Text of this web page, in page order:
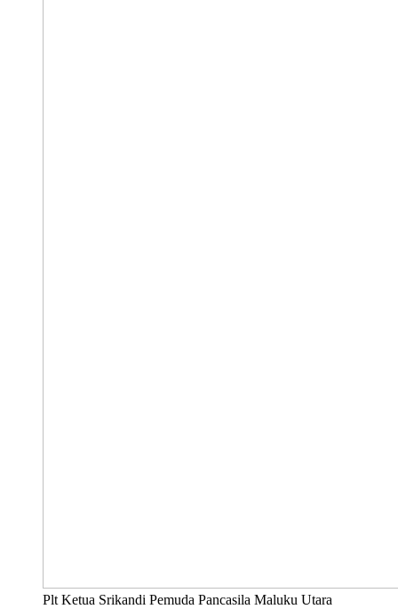
Plt Ketua Srikandi Pemuda Pancasila Maluku Utara